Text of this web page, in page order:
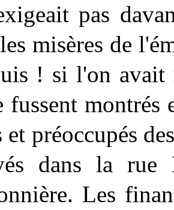
pas
misères de
! si l'on avait
fussent montrés
et préoccupés
dans la rue
Les